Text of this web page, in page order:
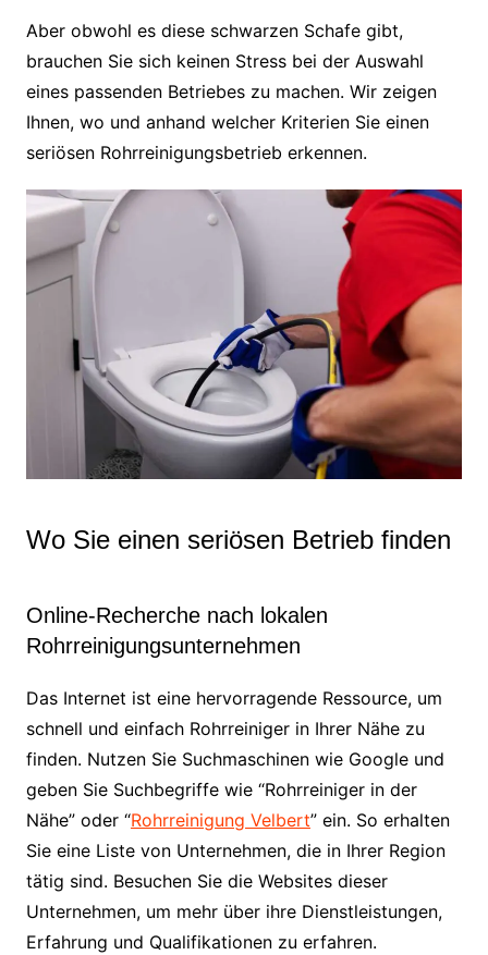
Aber obwohl es diese schwarzen Schafe gibt,
brauchen Sie sich keinen Stress bei der Auswahl
eines passenden Betriebes zu machen. Wir zeigen
Ihnen, wo und anhand welcher Kriterien Sie einen
seriösen Rohrreinigungsbetrieb erkennen.
Wo Sie einen seriösen Betrieb finden
Online-Recherche nach lokalen
Rohrreinigungsunternehmen
Das Internet ist eine hervorragende Ressource, um
schnell und einfach Rohrreiniger in Ihrer Nähe zu
finden. Nutzen Sie Suchmaschinen wie Google und
geben Sie Suchbegriffe wie “Rohrreiniger in der
Nähe” oder “Rohrreinigung Velbert” ein. So erhalten
Sie eine Liste von Unternehmen, die in Ihrer Region
tätig sind. Besuchen Sie die Websites dieser
Unternehmen, um mehr über ihre Dienstleistungen,
Erfahrung und Qualifikationen zu erfahren.